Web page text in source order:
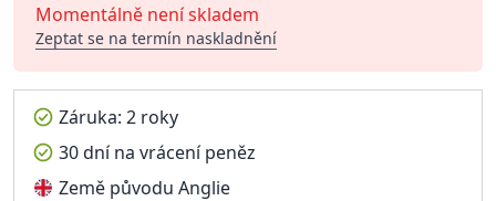
Momentálně není skladem
Zeptat se na termín naskladnění
Záruka: 2 roky
30 dní na vrácení peněz
Země původu Anglie